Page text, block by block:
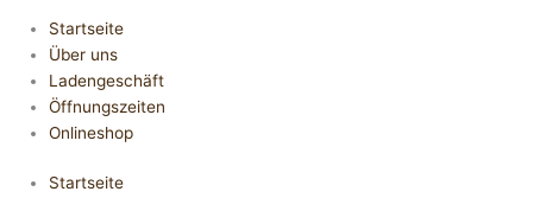
Startseite
Über uns
Ladengeschäft
Öffnungszeiten
Onlineshop
Startseite